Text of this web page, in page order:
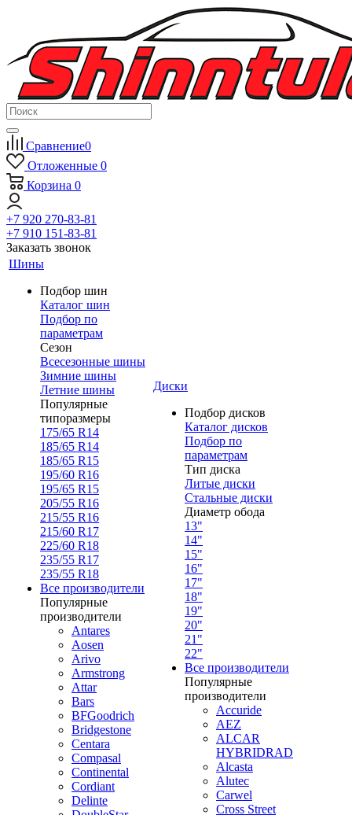
Сравнение0
Отложенные 0
Корзина 0
+7 920 270-83-81
+7 910 151-83-81
Заказать звонок
Шины
Подбор шин
Каталог шин
Подбор по
параметрам
Сезон
Всесезонные шины
Зимние шины
Летние шины
Популярные
типоразмеры
175/65 R14
185/65 R14
185/65 R15
195/60 R16
195/65 R15
205/55 R16
215/55 R16
215/60 R17
225/60 R18
235/55 R17
235/55 R18
Все производители
Популярные
производители
Antares
Aosen
Arivo
Armstrong
Attar
Bars
BFGoodrich
Bridgestone
Centara
Compasal
Continental
Cordiant
Delinte
Диски
Подбор дисков
Каталог дисков
Подбор по
параметрам
Тип диска
Литые диски
Стальные диски
Диаметр обода
13"
14"
15"
16"
17"
18"
19"
20"
21"
22"
Все производители
Популярные
производители
Accuride
AEZ
ALCAR
HYBRIDRAD
Alcasta
Alutec
Carwel
Cross Street